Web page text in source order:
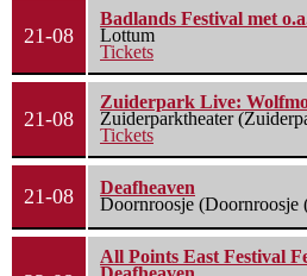
21-08
Badlands Festival met
Lottum
Tickets
21-08
Zuiderpark Live:
Zuiderparktheater
Tickets
21-08
Deafheaven
Doornroosje (Doornroosje
All Points East Festival